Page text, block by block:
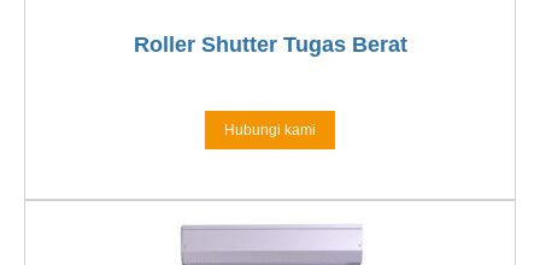
Roller Shutter Tugas Berat
Hubungi kami